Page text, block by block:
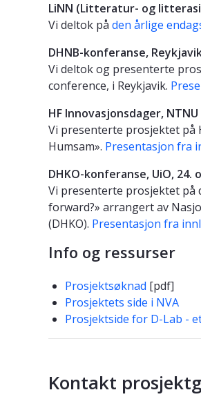
LiNN (Litteratur- og
Vi deltok på den årlige
DHNB-konferanse,
Vi deltok og presenterte
conference, i Reykjavik.
HF Innovasjonsdager,
Vi presenterte prosjektet på
Humsam». Presentasjon fra
DHKO-konferanse, UiO, 24.
Vi presenterte prosjektet på
forward?» arrangert av
(DHKO). Presentasjon fra
Info og ressurser
Prosjektsøknad [pdf]
Prosjektets side i NVA
Prosjektside for D-Lab -
Kontakt